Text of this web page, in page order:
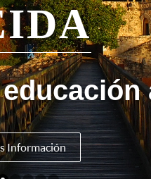
Información